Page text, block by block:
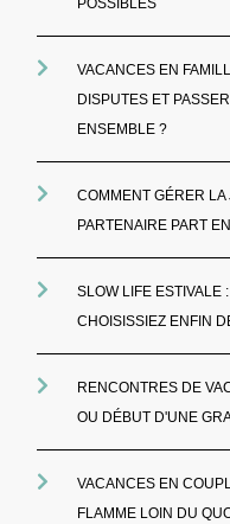
POSSIBLES
VACANCES EN
DISPUTES ET
ENSEMBLE ?
COMMENT GÉRER
PARTENAIRE PART
SLOW LIFE ESTIVALE
CHOISISSIEZ ENFIN
RENCONTRES DE
OU DÉBUT D'UNE
VACANCES EN
FLAMME LOIN DU